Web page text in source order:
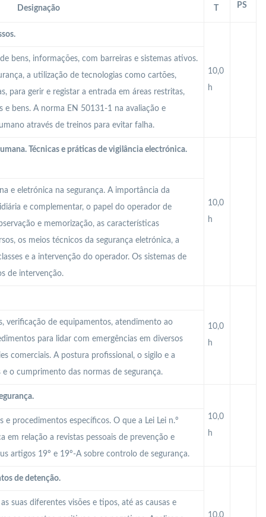
Designação PS
10,0
h
bens, informações, com barreiras e sistemas ativos.
a utilização de tecnologias como cartões,
para gerir e registar a entrada em áreas restritas,
e bens. A norma EN 50131-1 na avaliação e
através de treinos para evitar falha.
Técnicas e práticas de vigilância electrónica.
10,0
h
e eletrónica na segurança. A importância da
e complementar, o papel do operador de
e memorização, as características
os meios técnicos da segurança eletrónica, a
e a intervenção do operador. Os sistemas de
de intervenção.
10,0
h
verificação de equipamentos, atendimento ao
para lidar com emergências em diversos
comerciais. A postura profissional, o sigilo e a
o cumprimento das normas de segurança.
10,0
h
procedimentos específicos. O que a Lei Lei n.º
em relação a revistas pessoais de prevenção e
artigos 19º e 19º-A sobre controlo de segurança.
de detenção.
10,0
suas diferentes visões e tipos, até as causas e